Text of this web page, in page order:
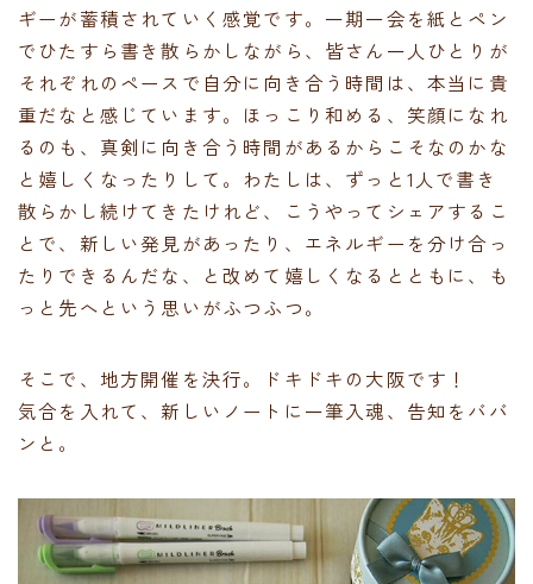
ギーが蓄積されていく感覚です。一期一会を紙とペン
でひたすら書き散らかしながら、皆さん一人ひとりが
それぞれのペースで自分に向き合う時間は、本当に貴
重だなと感じています。ほっこり和める、笑顔になれ
るのも、真剣に向き合う時間があるからこそなのかな
と嬉しくなったりして。わたしは、ずっと1人で書き
散らかし続けてきたけれど、こうやってシェアするこ
とで、新しい発見があったり、エネルギーを分け合っ
たりできるんだな、と改めて嬉しくなるとともに、も
っと先へという思いがふつふつ。
そこで、地方開催を決行。ドキドキの大阪です！
気合を入れて、新しいノートに一筆入魂、告知をババ
ンと。